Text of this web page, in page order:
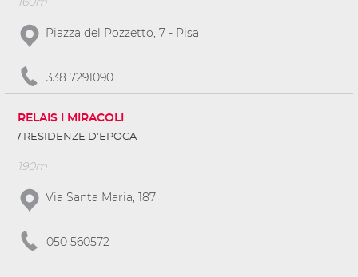
Piazza del Pozzetto, 7 - Pisa
338 7291090
RELAIS I MIRACOLI
RESIDENZE D'EPOCA
190m
Via Santa Maria, 187
050 560572